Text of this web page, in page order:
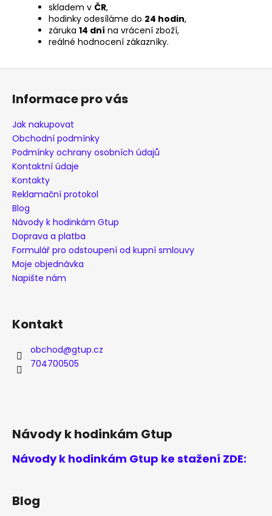
skladem v ČR,
hodinky odesíláme do 24 hodin,
záruka 14 dní na vrácení zboží,
reálné hodnocení zákazníky.
Z
Informace pro vás
Jak nakupovat
Obchodní podmínky
Podmínky ochrany osobních údajů
Kontaktní údaje
Kontakty
Reklamační protokol
Blog
Návody k hodinkám Gtup
Doprava a platba
Formulář pro odstoupení od kupní smlouvy
Moje objednávka
Napište nám
Kontakt
obchod@gtup.cz
704700505
Návody k hodinkám Gtup
Návody k hodinkám Gtup ke stažení ZDE:
Blog